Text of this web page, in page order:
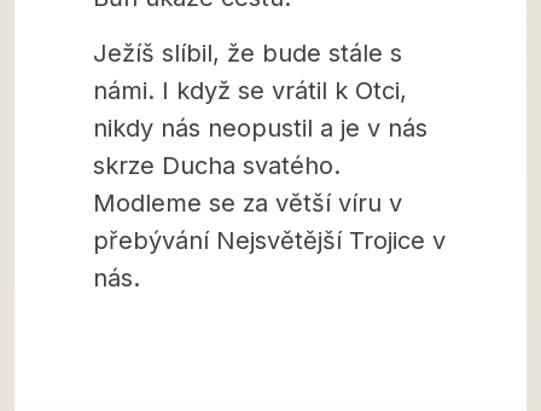
Ježíš slíbil, že bude stále s
námi. I když se vrátil k Otci,
nikdy nás neopustil a je v nás
skrze Ducha svatého.
Modleme se za větší víru v
přebývání Nejsvětější Trojice v
nás.